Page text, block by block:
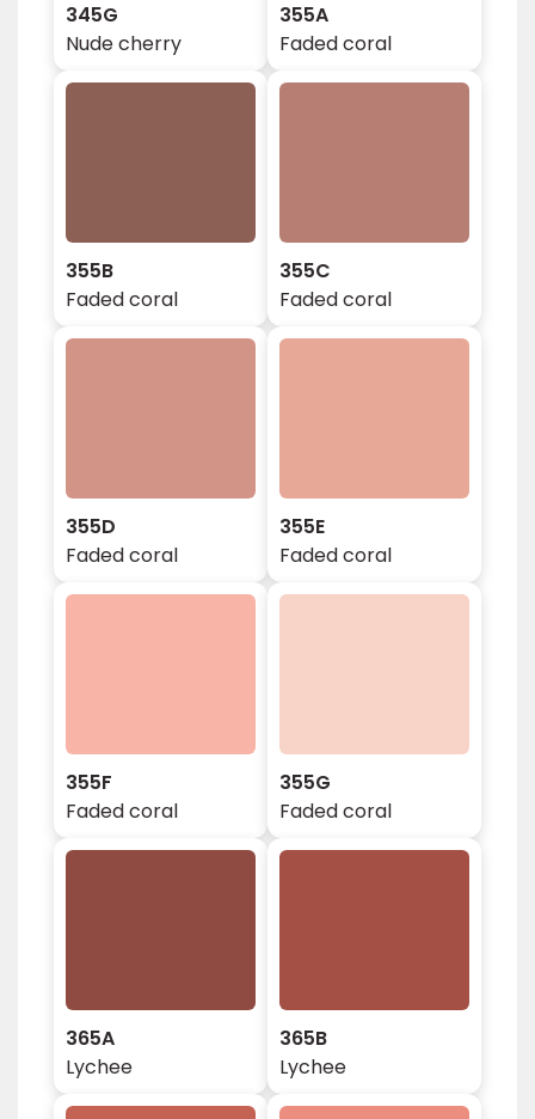
345G
Nude cherry
355A
Faded coral
355B
Faded coral
355C
Faded coral
355D
Faded coral
355E
Faded coral
355F
Faded coral
355G
Faded coral
365A
Lychee
365B
Lychee